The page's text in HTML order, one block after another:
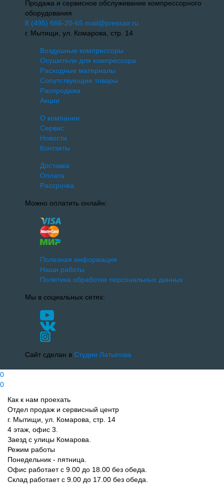
Продажа и сервисное обслуживание компрессорного
оборудования
8 (495) 666-20-65 mail@pressair.ru
г. Мытищи, ул. Комарова, стр. 14
Воздушные компрессоры
Осушители для компрессора
Расходные материалы
Сопутствующие товары
Распродажа
Акции
О компании
Сервис
Новости
Контакты
Доставка
Оплата
Рассрочка
Можно оплатить онлайн:
Полезная информация
Наши работы
Политика обработки персональных данных
Мы в социальных сетях:
Сайт сделан в Студии Латыпова
0
0
Как к нам проехать
Отдел продаж и сервисный центр
г. Мытищи, ул. Комарова, стр. 14
4 этаж, офис 3.
Заезд с улицы Комарова.
Режим работы
Понедельник - пятница.
Офис работает с 9.00 до 18.00 без обеда.
Склад работает с 9.00 до 17.00 без обеда.